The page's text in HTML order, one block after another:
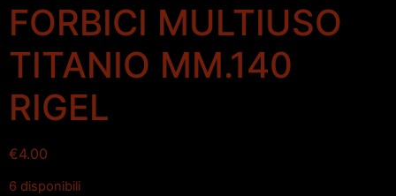
FORBICI MULTIUSO
TITANIO MM.140
RIGEL
€4.00
6 disponibili